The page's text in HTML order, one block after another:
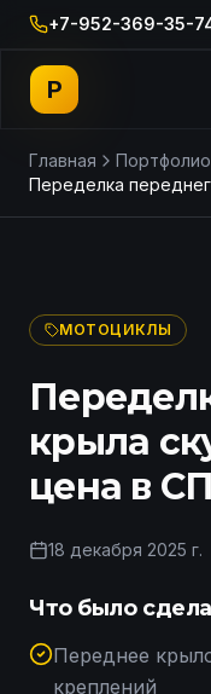
+7-952-369-35-
P
Главная Портфолио
МОТОЦИКЛЫ
крыла
цена в
18 декабря 2025 г.
Что было
Переднее
креплений